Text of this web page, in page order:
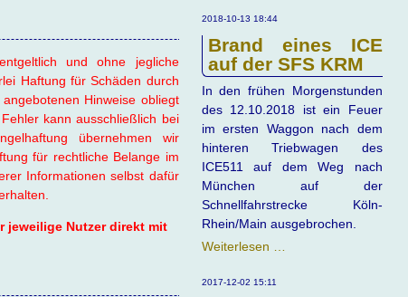
und ohne jegliche
Haftung für Schäden durch
Hinweise obliegt
kann ausschließlich bei
übernehmen wir
für rechtliche Belange im
Informationen selbst dafür
jeweilige Nutzer direkt mit
2018-10-13 18:44
Brand eines ICE
auf der SFS KRM
In den frühen Morgenstunden
des 12.10.2018 ist ein Feuer
im ersten Waggon nach dem
hinteren Triebwagen des
ICE511 auf dem Weg nach
München auf der
Schnellfahrstrecke Köln-
Rhein/Main ausgebrochen.
Weiterlesen …
2017-12-02 15:11